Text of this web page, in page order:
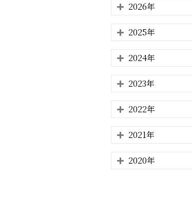
2026年
2025年
2024年
2023年
2022年
2021年
2020年